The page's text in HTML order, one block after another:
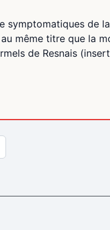
symptomatiques de
même titre que la
de Resnais